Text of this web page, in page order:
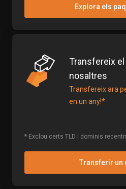
Explora els
Transfereix
nosaltres
Transfereix ara
en un any!*
* Exclou certs TLD i dominis
Transferir un